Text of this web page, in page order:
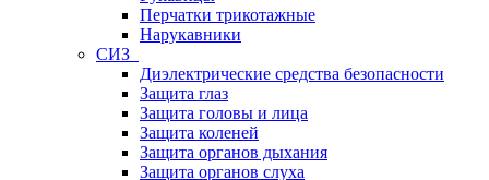
Перчатки трикотажные
Нарукавники
СИЗ
Диэлектрические средства безопасности
Защита глаз
Защита головы и лица
Защита коленей
Защита органов дыхания
Защита органов слуха